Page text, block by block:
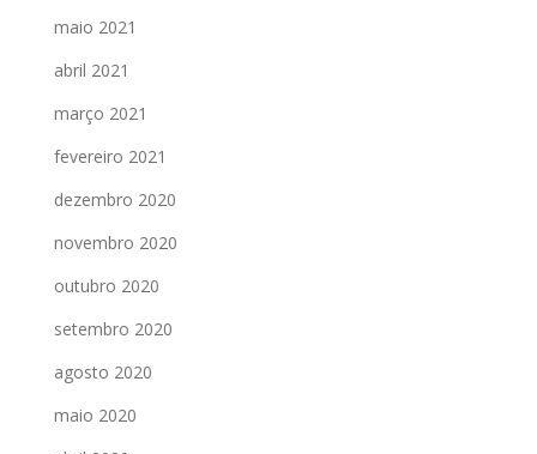
maio 2021
abril 2021
março 2021
fevereiro 2021
dezembro 2020
novembro 2020
outubro 2020
setembro 2020
agosto 2020
maio 2020